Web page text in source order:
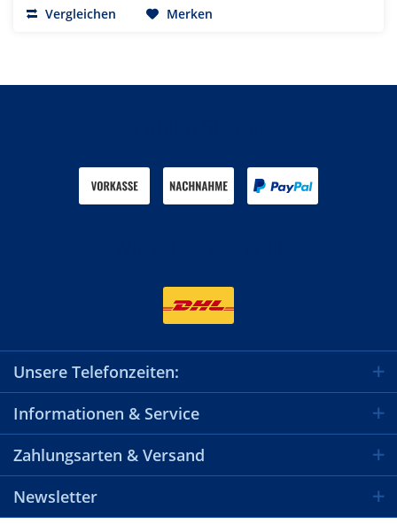
Vergleichen Merken
Unsere Telefonzeiten:
Informationen & Service
Zahlungsarten & Versand
Newsletter